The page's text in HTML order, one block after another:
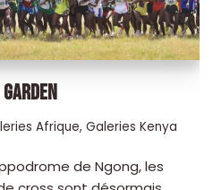
Afrique, Galeries Kenya
de Ngong, les